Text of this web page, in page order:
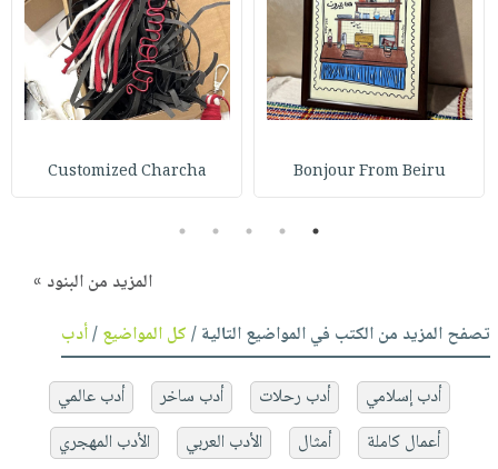
Bonjour From Beiru
Customized Charcha
1
2
3
4
5
المزيد من البنود »
تصفح المزيد من الكتب في المواضيع التالية /كل المواضيع/أدب
أدب إسلامي أدب رحلات أدب ساخر
أدب عالمي
أعمال كاملة
أمثال الأدب العربي
الأدب المهجري